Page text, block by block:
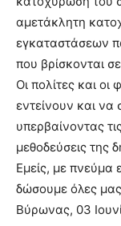
αμετάκλητη
εγκαταστάσεων
που βρίσκονται
Οι πολίτες και
εντείνουν και να
υπερβαίνοντας
μεθοδεύσεις της
Εμείς, με πνεύμα
δώσουμε όλες
Βύρωνας, 03